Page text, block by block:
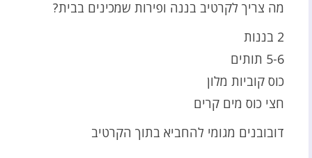
מה צריך לקרטיב בננה ופירות שמכינים בבית?
2 בננות
5-6 תותים
כוס קוביות מלון
חצי כוס מים קרים
דובובנים מגומי להחביא בתוך הקרטיב